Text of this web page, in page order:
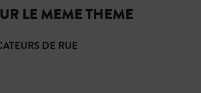
LE MEME THEME
DE RUE